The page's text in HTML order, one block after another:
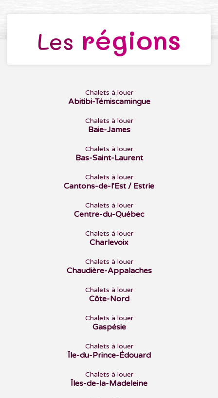
Les régions
Chalets à louer
Abitibi-Témiscamingue
Chalets à louer
Baie-James
Chalets à louer
Bas-Saint-Laurent
Chalets à louer
Cantons-de-l'Est / Estrie
Chalets à louer
Centre-du-Québec
Chalets à louer
Charlevoix
Chalets à louer
Chaudière-Appalaches
Chalets à louer
Côte-Nord
Chalets à louer
Gaspésie
Chalets à louer
Île-du-Prince-Édouard
Chalets à louer
Îles-de-la-Madeleine